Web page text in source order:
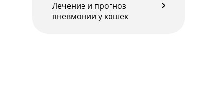
Лечение и прогноз
пневмонии у кошек